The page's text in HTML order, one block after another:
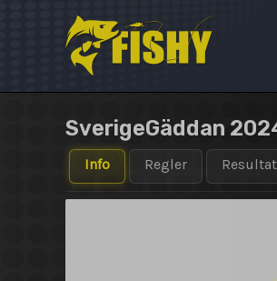
SverigeGäddan
Info Regler Resultat